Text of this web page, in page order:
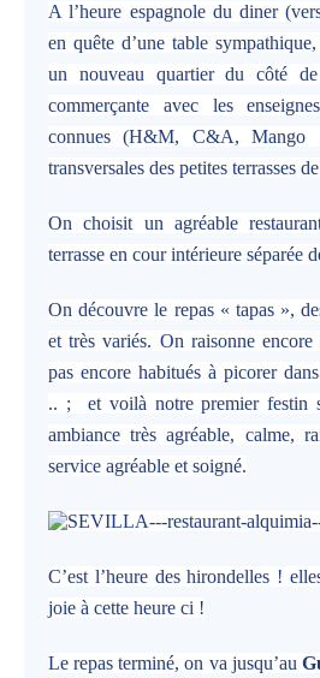
A l’heure espagnole du diner
en quête d’une table
un nouveau quartier du côté
commerçante avec les
connues (H&M, C&A, Mango
transversales des petites terrasses
On choisit un agréable
terrasse en cour intérieure séparée
On découvre le repas « tapas »,
et très variés. On raisonne
pas encore habitués à picorer
.. ; et voilà notre premier festin
ambiance très agréable, calme,
service agréable et soigné.
C’est l’heure des hirondelles !
joie à cette heure ci !
Le repas terminé, on va jusqu’au